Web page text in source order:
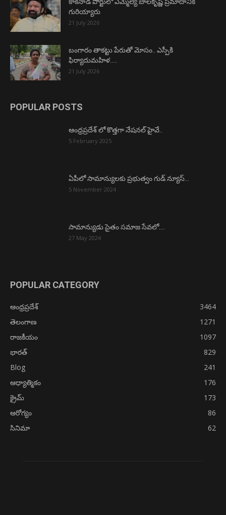
గురియ్యారు
21 July 2026
బంగారం తాకట్టు పేరుతో మోసం.. ఎస్పీకి
ఫిర్యాదుమహిళ…..
21 July 2026
POPULAR POSTS
ఆంధ్రప్రదేశ్ లో కొత్తగా నేషనల్ హైవే..
5 February 2025
ఏపీలో సామాన్యులకు ప్రభుత్వం గుడ్ న్యూస్…
5 November 2024
సామాన్యుడు సైతం సమాజ సేవలో….
27 May 2024
POPULAR CATEGORY
ఆంధ్రప్రదేశ్
3464
తెలంగాణ
1271
రాజకీయం
1097
భారత్
829
Blog
241
ఆధ్యాత్మికం
176
క్రైమ్
173
ఆరోగ్యం
86
సినిమా
62